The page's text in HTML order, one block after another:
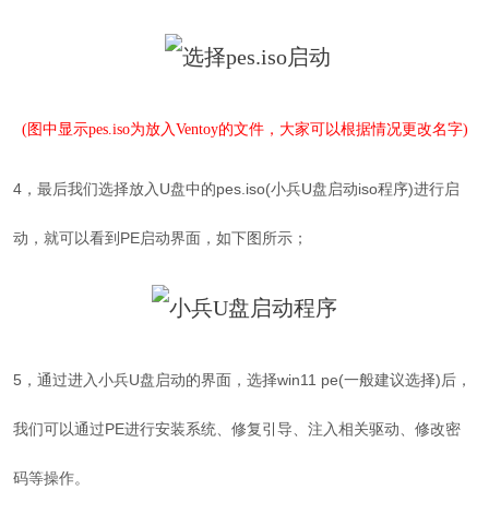
(图中显示pes.iso为放入Ventoy的文件，大家可以根据情况更改名字)
4，最后我们选择放入U盘中的pes.iso(小兵U盘启动iso程序)进行启
动，就可以看到PE启动界面，如下图所示；
5，通过进入小兵U盘启动的界面，选择win11 pe(一般建议选择)后，
我们可以通过PE进行安装系统、修复引导、注入相关驱动、修改密
码等操作。